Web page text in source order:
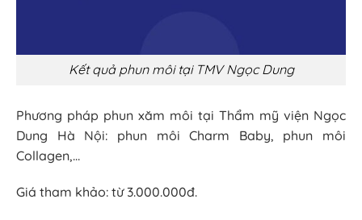
Kết quả phun môi tại TMV Ngọc Dung
Phương pháp phun xăm môi tại Thẩm mỹ viện Ngọc
Dung Hà Nội: phun môi Charm Baby, phun môi
Collagen,…
Giá tham khảo: từ 3.000.000đ.